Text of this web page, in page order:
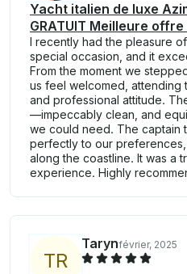
Yacht italien de luxe
GRATUIT Meilleure
I recently had the pleasure
special occasion, and it
From the moment we
us feel welcomed, attending
and professional attitude.
—impeccably clean, and
we could need. The captain
perfectly to our
along the coastline. It was a
experience. Highly
TR
Tarynfévrier, 2025